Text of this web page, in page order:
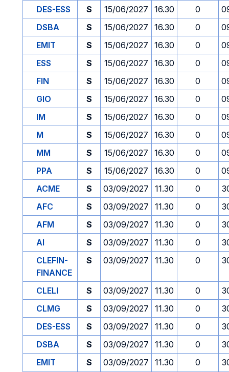
DES-ESS
S 15/06/2027 16.30 0
DSBA
S 15/06/2027 16.30 0
EMIT
S 15/06/2027 16.30 0
ESS
S 15/06/2027 16.30 0
FIN
S 15/06/2027 16.30 0
GIO
S 15/06/2027 16.30 0
IM
S 15/06/2027 16.30 0
M
S 15/06/2027 16.30 0
MM
S 15/06/2027 16.30 0
PPA
S 15/06/2027 16.30 0
ACME
S 03/09/2027 11.30 0
AFC
S 03/09/2027 11.30 0
AFM
S 03/09/2027 11.30 0
AI
S 03/09/2027 11.30 0
CLEFIN-
FINANCE
S 03/09/2027 11.30 0
CLELI S 03/09/2027 11.30 0
CLMG
S 03/09/2027 11.30 0
DES-ESS
S 03/09/2027 11.30 0
DSBA
S 03/09/2027 11.30 0
EMIT
S 03/09/2027 11.30 0